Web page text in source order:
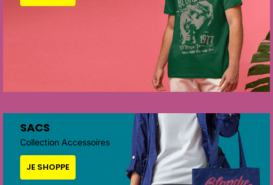
SACS
Collection Accessoires
JE SHOPPE